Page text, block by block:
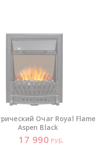
Очаг Royal Flame
Aspen Black
17 990 РУБ.